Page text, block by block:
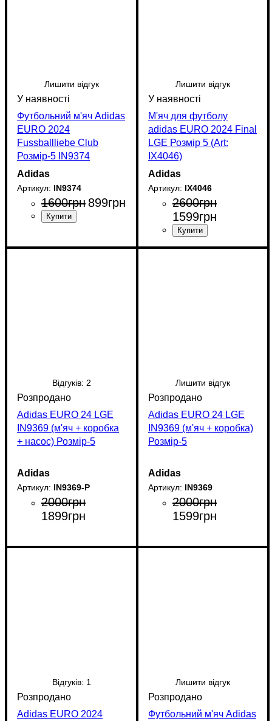
Лишити відгук
Футбольний м'яч Adidas
EURO 2024
Fussballliebe Club
Розмір-5 IN9374
Adidas
IN9374
1600грн 899грн
Лишити відгук
М'яч для футболу
adidas EURO 2024 Final
LGE Розмір 5 (Art:
IX4046)
Adidas
IX4046
2600грн
1599грн
Відгуків: 2
Adidas EURO 24 LGE
IN9369 (м'яч + коробка
+ насос) Розмір-5
Adidas
IN9369-P
2000грн
1899грн
Лишити відгук
Adidas EURO 24 LGE
IN9369 (м'яч + коробка)
Розмір-5
Adidas
IN9369
2000грн
1599грн
Відгуків: 1
Adidas EURO 2024
Лишити відгук
Футбольний м'яч Adidas